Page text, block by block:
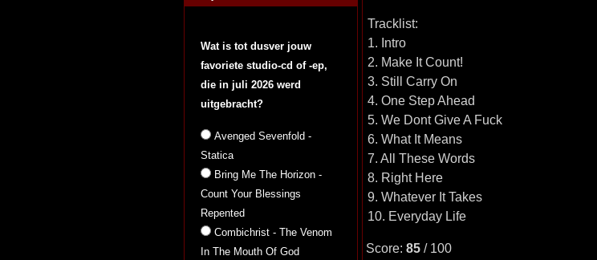
Wat is tot dusver jouw
favoriete studio-cd of -ep,
die in juli 2026 werd
uitgebracht?
Avenged Sevenfold -
Statica
Bring Me The Horizon -
Count Your Blessings
Repented
Combichrist - The Venom
In The Mouth Of God
Tracklist:
1. Intro
2. Make It Count!
3. Still Carry On
4. One Step Ahead
5. We Dont Give A Fuck
6. What It Means
7. All These Words
8. Right Here
9. Whatever It Takes
10. Everyday Life
Score: 85/ 100